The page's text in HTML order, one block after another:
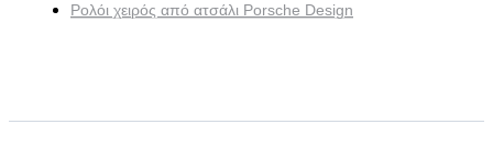
Ρολόι χειρός από ατσάλι Porsche Design